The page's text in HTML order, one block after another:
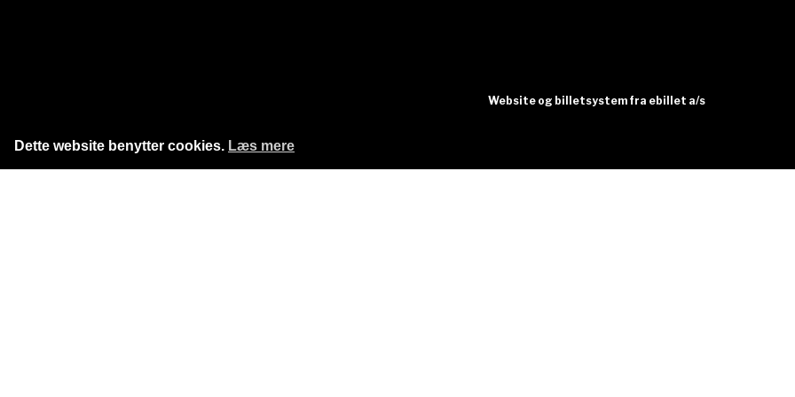
Dette website benytter cookies. Læs mere
Website og billetsystem fra ebillet a/s